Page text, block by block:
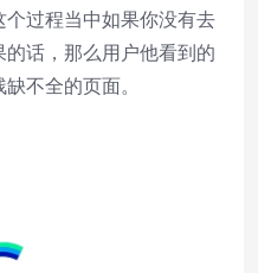
subtitles
过程当中如果你没有去
话，那么用户他看到的
不全的页面。